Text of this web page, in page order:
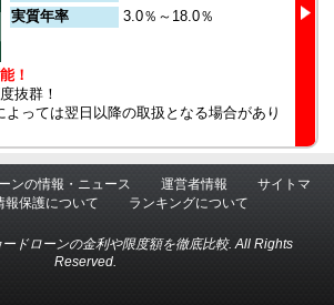
実質年率
3.0％～18.0％
！
抜群！
っては翌日以降の取扱となる場合があり
ンの情報・ニュース 運営者情報
サイトマ
報保護について ランキングについて
ドローンの金利や限度額を徹底比較. All Rights
Reserved.